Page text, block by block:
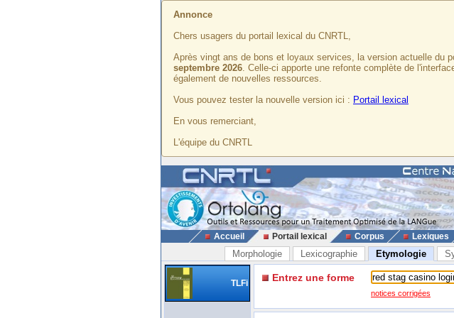
Annonce
Chers usagers du portail lexical du CNRTL,
Après vingt ans de bons et loyaux services, la version actuelle du
septembre 2026. Celle-ci apporte une refonte complète de
également de nouvelles ressources.
Vous pouvez tester la nouvelle version ici : Portail lexical
En vous remerciant,
L'équipe du CNRTL
Accueil Portail lexical Corpus Lexiques
Morphologie Lexicographie Etymologie
TLFi Entrez une forme
notices corrigées